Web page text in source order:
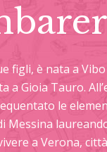
figli, è nata a
a Gioia Tauro.
le
Messina
a Verona,